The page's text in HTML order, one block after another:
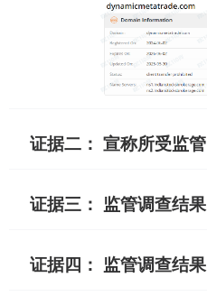
证据二： 宣称所受监管
证据三： 监管调查结果
证据四： 监管调查结果